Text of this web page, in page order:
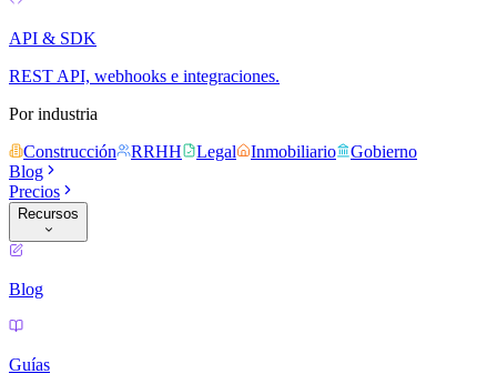
API & SDK
REST API, webhooks e integraciones.
Por industria
Construcción
RRHH Legal Inmobiliario
Gobierno
Blog
Precios
Recursos
Blog
Guías